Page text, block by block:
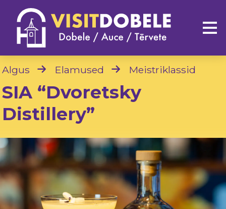
Algus Elamused Meistriklassid
SIA “Dvoretsky
Distillery”